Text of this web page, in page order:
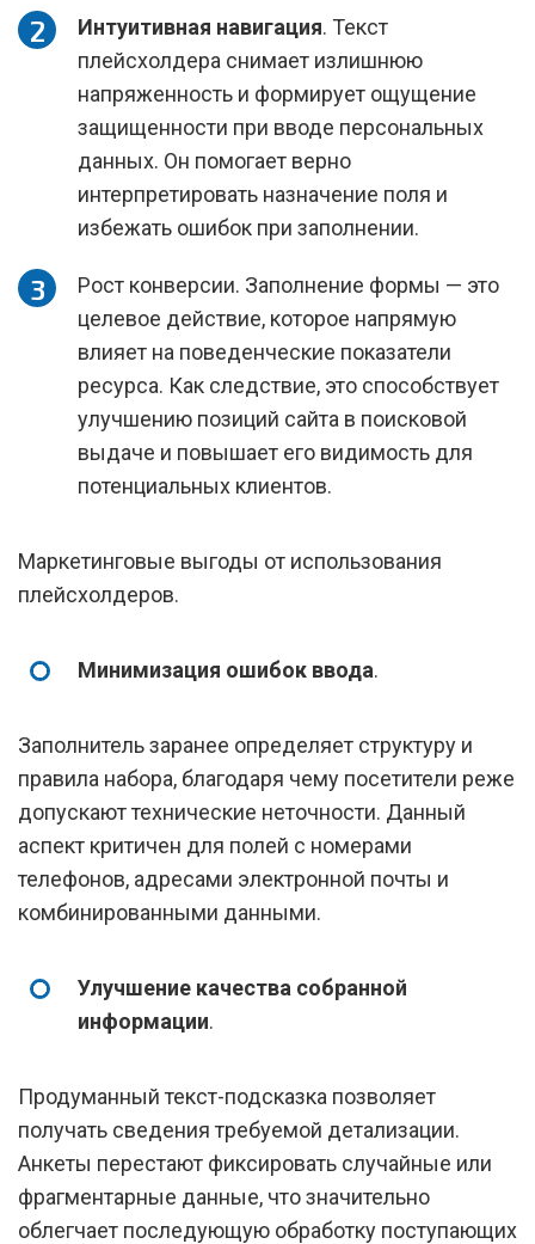
Интуитивная навигация. Текст
плейсхолдера снимает излишнюю
напряженность и формирует ощущение
защищенности при вводе персональных
данных. Он помогает верно
интерпретировать назначение поля и
избежать ошибок при заполнении.
Рост конверсии. Заполнение формы — это
целевое действие, которое напрямую
влияет на поведенческие показатели
ресурса. Как следствие, это способствует
улучшению позиций сайта в поисковой
выдаче и повышает его видимость для
потенциальных клиентов.
Маркетинговые выгоды от использования
плейсхолдеров.
Минимизация ошибок ввода.
Заполнитель заранее определяет структуру и
правила набора, благодаря чему посетители реже
допускают технические неточности. Данный
аспект критичен для полей с номерами
телефонов, адресами электронной почты и
комбинированными данными.
Улучшение качества собранной
информации.
Продуманный текст-подсказка позволяет
получать сведения требуемой детализации.
Анкеты перестают фиксировать случайные или
фрагментарные данные, что значительно
облегчает последующую обработку поступающих